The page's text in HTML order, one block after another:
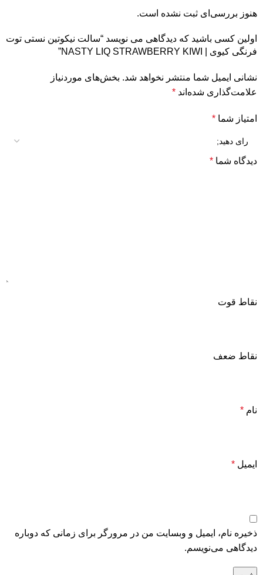
هنوز بررسی‌ای ثبت نشده است.
اولین کسی باشید که دیدگاهی می نویسد “سالت نیکوتین نستی توت
فرنگی کیوی | NASTY LIQ STRAWBERRY KIWI”
نشانی ایمیل شما منتشر نخواهد شد. بخش‌های موردنیاز
علامت‌گذاری شده‌اند *
امتیاز شما *
دیدگاه شما *
نقاط قوت
نقاط ضعف
نام *
ایمیل *
ذخیره نام، ایمیل و وبسایت من در مرورگر برای زمانی که دوباره
دیدگاهی می‌نویسم.